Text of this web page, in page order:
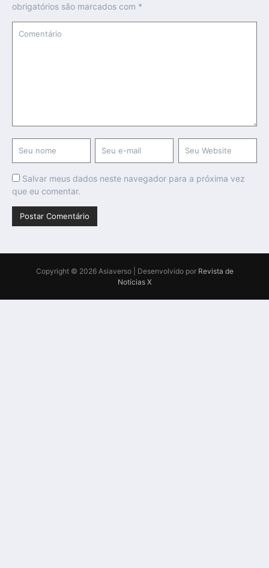
obrigatórios são marcados com *
Salvar meus dados neste navegador para a próxima vez
que eu comentar.
Copyright © 2026 Asiaverso | Desenvolvido por Revista de
Notícias X